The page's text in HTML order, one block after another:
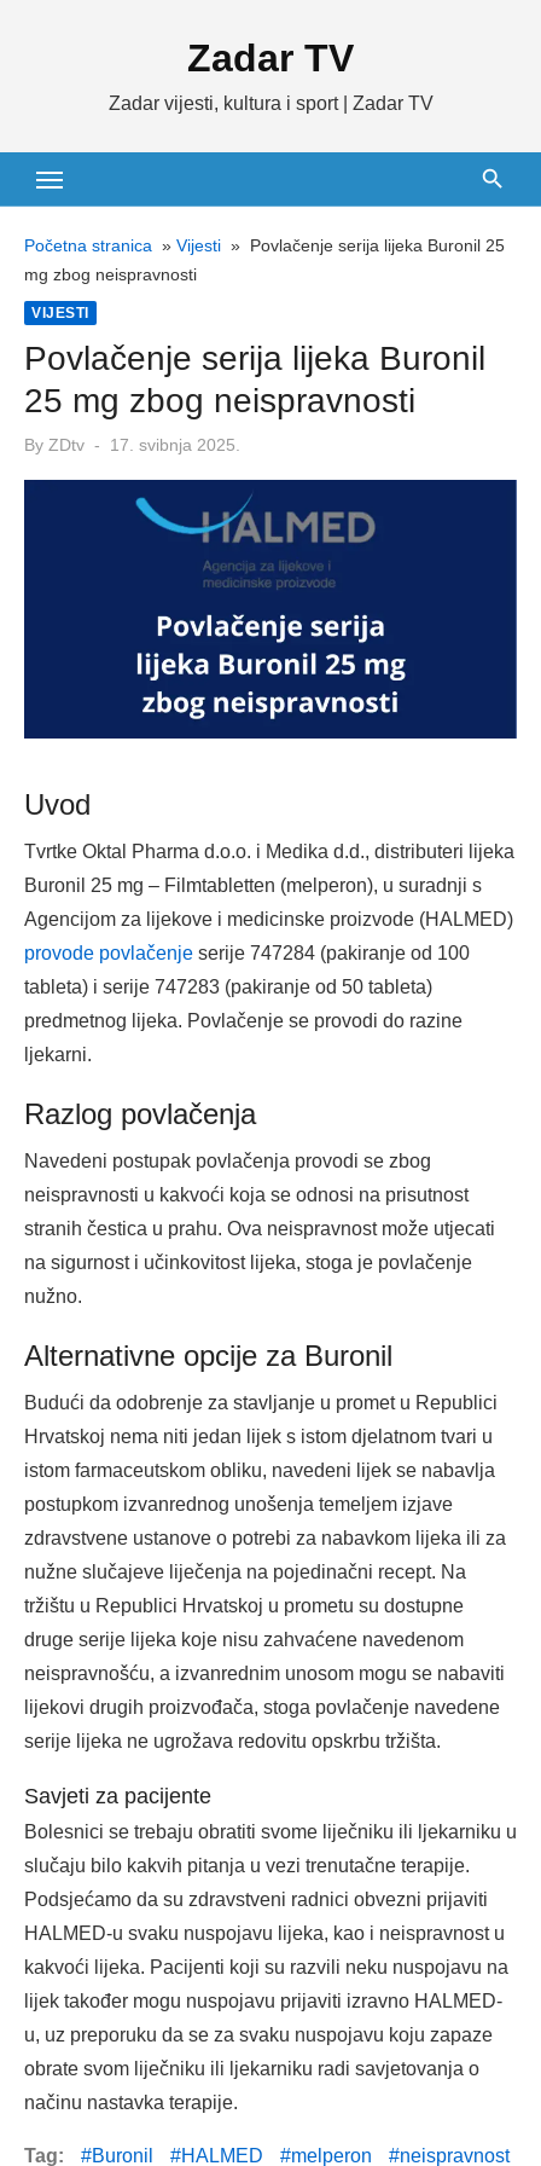
Zadar TV
Zadar vijesti, kultura i sport | Zadar TV
Početna stranica » Vijesti » Povlačenje serija lijeka Buronil 25
mg zbog neispravnosti
VIJESTI
Povlačenje serija lijeka Buronil
25 mg zbog neispravnosti
By ZDtv
Posted
17. svibnja 2025.
Uvod
Tvrtke Oktal Pharma d.o.o. i Medika d.d., distributeri lijeka
Buronil 25 mg – Filmtabletten (melperon), u suradnji s
Agencijom za lijekove i medicinske proizvode (HALMED)
provode povlačenje serije 747284 (pakiranje od 100
tableta) i serije 747283 (pakiranje od 50 tableta)
predmetnog lijeka. Povlačenje se provodi do razine
ljekarni.
Razlog povlačenja
Navedeni postupak povlačenja provodi se zbog
neispravnosti u kakvoći koja se odnosi na prisutnost
stranih čestica u prahu. Ova neispravnost može utjecati
na sigurnost i učinkovitost lijeka, stoga je povlačenje
nužno.
Alternativne opcije za Buronil
Budući da odobrenje za stavljanje u promet u Republici
Hrvatskoj nema niti jedan lijek s istom djelatnom tvari u
istom farmaceutskom obliku, navedeni lijek se nabavlja
postupkom izvanrednog unošenja temeljem izjave
zdravstvene ustanove o potrebi za nabavkom lijeka ili za
nužne slučajeve liječenja na pojedinačni recept. Na
tržištu u Republici Hrvatskoj u prometu su dostupne
druge serije lijeka koje nisu zahvaćene navedenom
neispravnošću, a izvanrednim unosom mogu se nabaviti
lijekovi drugih proizvođača, stoga povlačenje navedene
serije lijeka ne ugrožava redovitu opskrbu tržišta.
Savjeti za pacijente
Bolesnici se trebaju obratiti svome liječniku ili ljekarniku u
slučaju bilo kakvih pitanja u vezi trenutačne terapije.
Podsjećamo da su zdravstveni radnici obvezni prijaviti
HALMED-u svaku nuspojavu lijeka, kao i neispravnost u
kakvoći lijeka. Pacijenti koji su razvili neku nuspojavu na
lijek također mogu nuspojavu prijaviti izravno HALMED-
u, uz preporuku da se za svaku nuspojavu koju zapaze
obrate svom liječniku ili ljekarniku radi savjetovanja o
načinu nastavka terapije.
Tag: Buronil HALMED melperon neispravnost